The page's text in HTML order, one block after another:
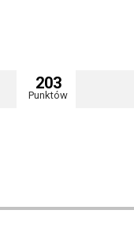
203
Punktów